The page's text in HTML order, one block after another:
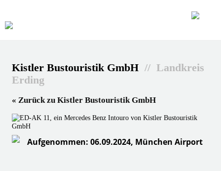
Kistler Bustouristik GmbH // Landkreis
Erding
« Zurück zu Kistler Bustouristik GmbH
Aufgenommen: 06.09.2024, München Airport